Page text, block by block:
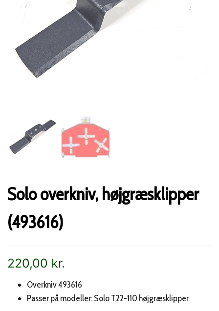
Solo overkniv, højgræsklipper
(493616)
220,00 kr.
Overkniv 493616
Passer på modeller: Solo T22-110 højgræsklipper